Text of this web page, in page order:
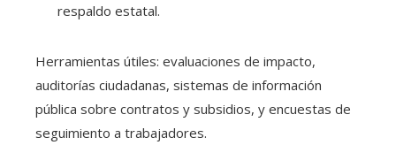
respaldo estatal.
Herramientas útiles: evaluaciones de impacto,
auditorías ciudadanas, sistemas de información
pública sobre contratos y subsidios, y encuestas de
seguimiento a trabajadores.